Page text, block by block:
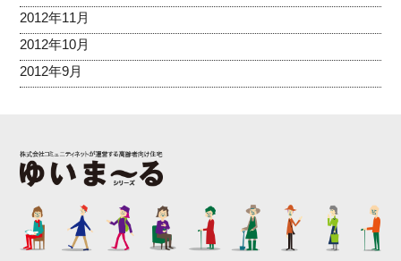
2012年11月
2012年10月
2012年9月